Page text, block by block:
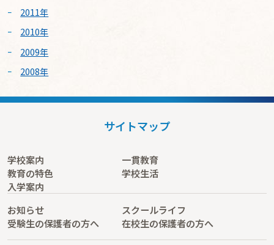
2011年
2010年
2009年
2008年
サイトマップ
学校案内
一貫教育
教育の特色
学校生活
入学案内
お知らせ
スクールライフ
受験生の保護者の方へ
在校生の保護者の方へ